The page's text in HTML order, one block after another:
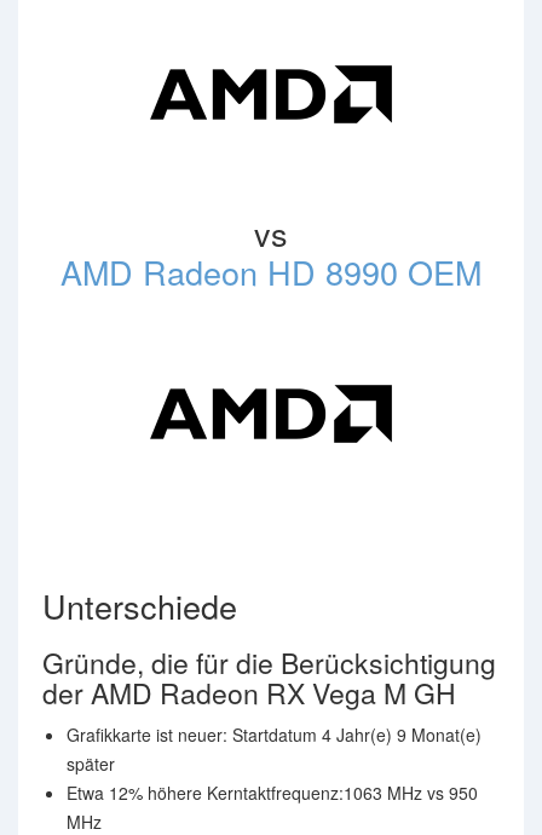
vs
AMD Radeon HD 8990 OEM
Unterschiede
Gründe, die für die Berücksichtigung
der AMD Radeon RX Vega M GH
Grafikkarte ist neuer: Startdatum 4 Jahr(e) 9 Monat(e)
später
Etwa 12% höhere Kerntaktfrequenz:1063 MHz vs 950
MHz